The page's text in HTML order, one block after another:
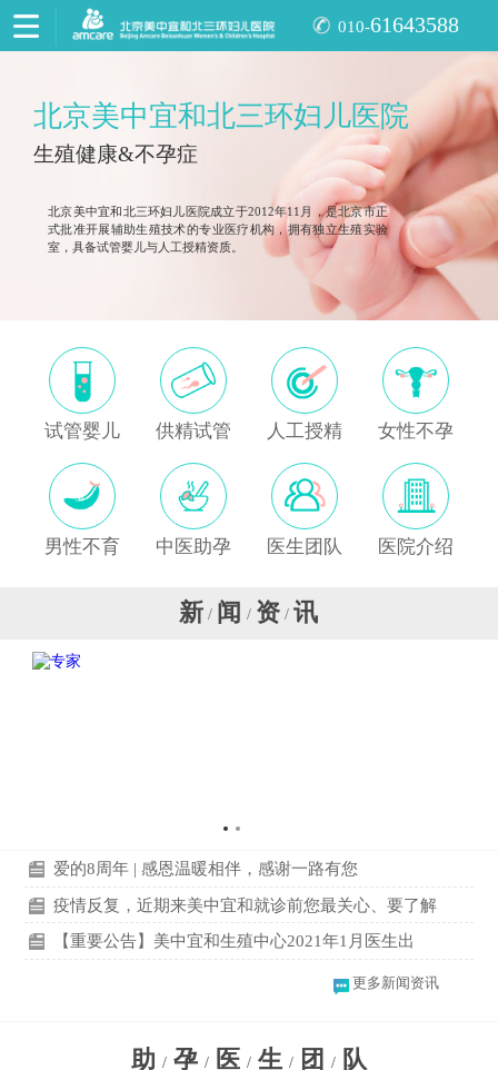
010-61643588
北京美中宜和北三环妇儿医院
生殖健康&不孕症
北京美中宜和北三环妇儿医院成立于2012年11月，是北京市正
式批准开展辅助生殖技术的专业医疗机构，拥有独立生殖实验
室，具备试管婴儿与人工授精资质。
试管婴儿 供精试管 人工授精 女性不孕
男性不育 中医助孕 医生团队 医院介绍
新 / 闻 / 资 / 讯
爱的8周年 | 感恩温暖相伴，感谢一路有您
疫情反复，近期来美中宜和就诊前您最关心、要了解
【重要公告】美中宜和生殖中心2021年1月医生出
更多新闻资讯
助 / 孕 / 医 / 生 / 团 / 队